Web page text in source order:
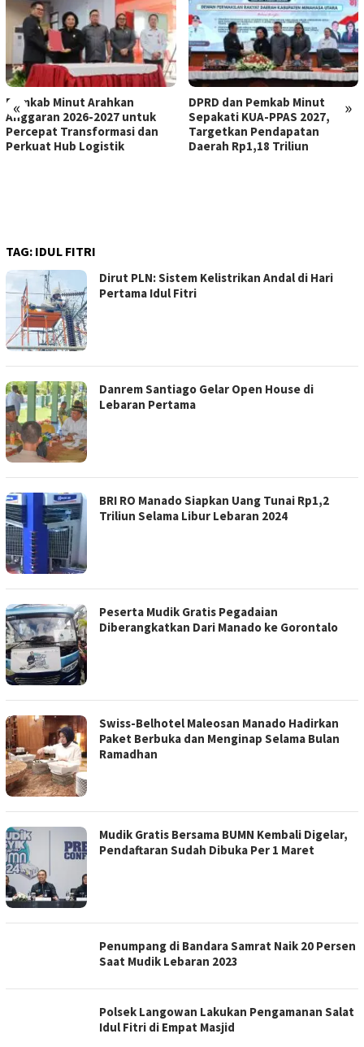
« »
Pemkab Minut Arahkan
Anggaran 2026-2027 untuk
Percepat Transformasi dan
Perkuat Hub Logistik
DPRD dan Pemkab Minut
Sepakati KUA-PPAS 2027,
Targetkan Pendapatan
Daerah Rp1,18 Triliun
TAG: IDUL FITRI
Dirut PLN: Sistem Kelistrikan Andal di Hari
Pertama Idul Fitri
Danrem Santiago Gelar Open House di
Lebaran Pertama
BRI RO Manado Siapkan Uang Tunai Rp1,2
Triliun Selama Libur Lebaran 2024
Peserta Mudik Gratis Pegadaian
Diberangkatkan Dari Manado ke Gorontalo
Swiss-Belhotel Maleosan Manado Hadirkan
Paket Berbuka dan Menginap Selama Bulan
Ramadhan
Mudik Gratis Bersama BUMN Kembali Digelar,
Pendaftaran Sudah Dibuka Per 1 Maret
Penumpang di Bandara Samrat Naik 20 Persen
Saat Mudik Lebaran 2023
Polsek Langowan Lakukan Pengamanan Salat
Idul Fitri di Empat Masjid